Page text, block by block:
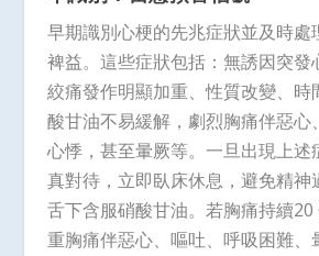
早期識別心梗的先兆症狀並及時處
裨益。這些症狀包括：無誘因突發
絞痛發作明顯加重、性質改變、時
酸甘油不易緩解，劇烈胸痛伴惡心
心悸，甚至暈厥等。一旦出現上述
真對待，立即臥床休息，避免精神
舌下含服硝酸甘油。若胸痛持續
重胸痛伴惡心、嘔吐、呼吸困難、